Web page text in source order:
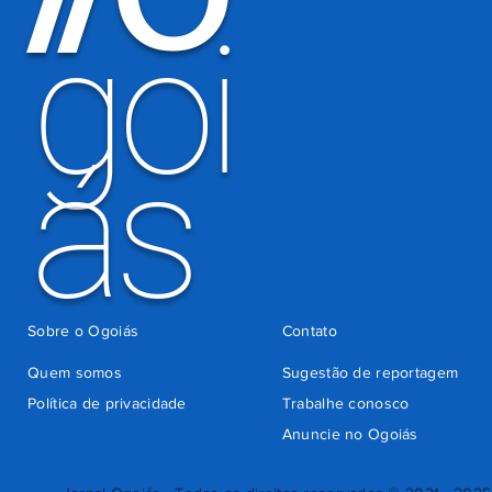
goi
ás
Quem somos
Sugestão de reportagem
Trabalhe conosco
Política de privacidade
Anuncie no Ogoiás
Contato
Sobre o Ogoiás